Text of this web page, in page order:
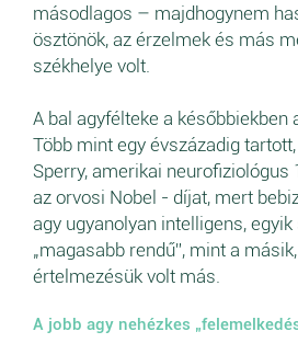
másodlagos – majdhogynem
ösztönök, az érzelmek és más
székhelye volt.
A bal agyfélteke a későbbiekben
Több mint egy évszázadig tartott,
Sperry, amerikai neurofiziológus
az orvosi Nobel - díjat, mert
agy ugyanolyan intelligens,
„magasabb rendű”, mint a
értelmezésük volt más.
A jobb agy nehézkes